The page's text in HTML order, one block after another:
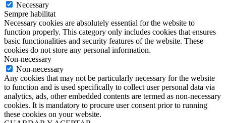
Necessary
Sempre habilitat
Necessary cookies are absolutely essential for the website to
function properly. This category only includes cookies that ensures
basic functionalities and security features of the website. These
cookies do not store any personal information.
Non-necessary
Non-necessary
Any cookies that may not be particularly necessary for the website
to function and is used specifically to collect user personal data via
analytics, ads, other embedded contents are termed as non-necessary
cookies. It is mandatory to procure user consent prior to running
these cookies on your website.